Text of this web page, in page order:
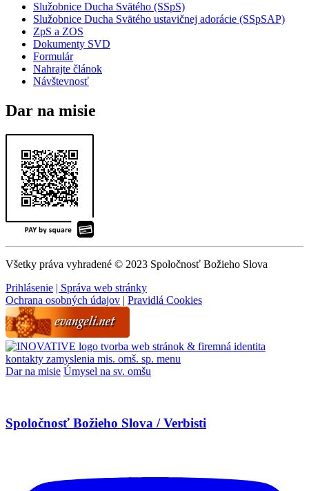
Služobnice Ducha Svätého (SSpS)
Služobnice Ducha Svätého ustavičnej adorácie (SSpSAP)
ZpS a ZOS
Dokumenty SVD
Formulár
Nahrajte článok
Návštevnosť
Dar na misie
Všetky práva vyhradené © 2023 Spoločnosť Božieho Slova
Prihlásenie | Správa web stránky
Ochrana osobných údajov | Pravidlá Cookies
tvorba web stránok & firemná identita
kontakty zamyslenia mis. omš. sp. menu
Dar na misie Úmysel na sv. omšu
Spoločnosť Božieho Slova / Verbisti